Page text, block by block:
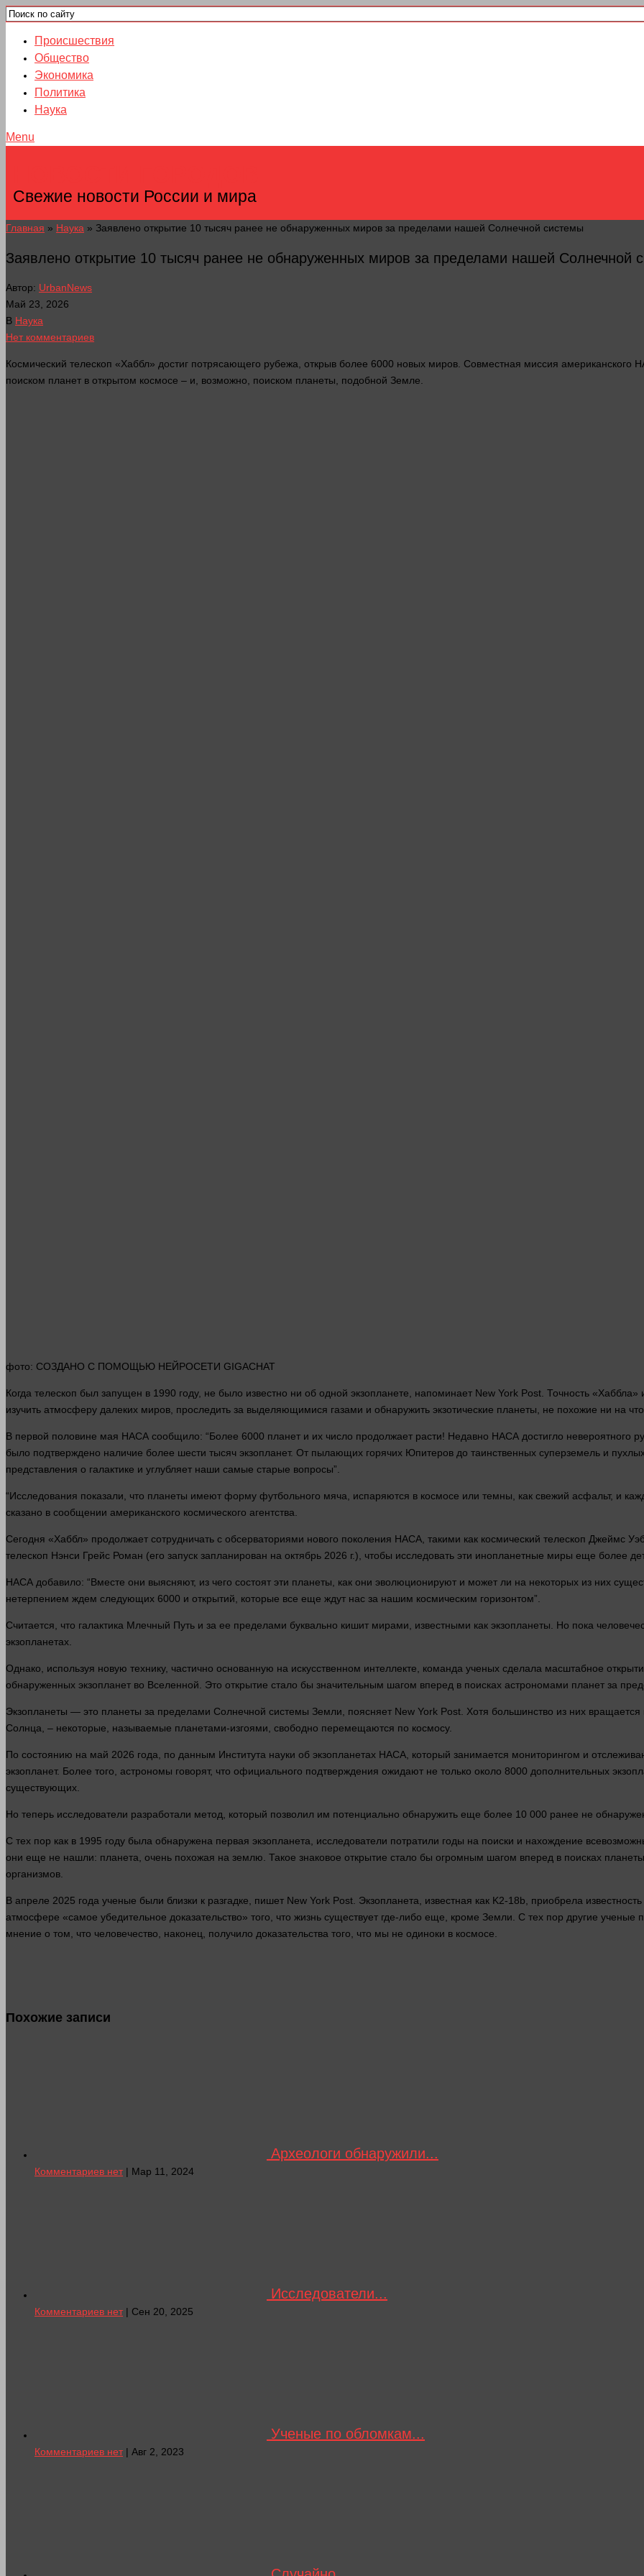
Происшествия
Общество
Экономика
Политика
Наука
Menu
Свежие новости России и мира
Главная » Наука » Заявлено открытие 10 тысяч ранее не обнаруженных миров за пределами нашей Солнечной системы
Заявлено открытие 10 тысяч ранее не обнаруженных миров за пределами нашей Солнечной
Автор: UrbanNews
Май 23, 2026
В Наука
Нет комментариев
Космический телескоп «Хаббл» достиг потрясающего рубежа, открыв более 6000 новых миров. Совместная миссия американского
поиском планет в открытом космосе – и, возможно, поиском планеты, подобной Земле.
фото: СОЗДАНО С ПОМОЩЬЮ НЕЙРОСЕТИ GIGACHAT
Когда телескоп был запущен в 1990 году, не было известно ни об одной экзопланете, напоминает New York Post. Точность «Хаббла»
изучить атмосферу далеких миров, проследить за выделяющимися газами и обнаружить экзотические планеты, не похожие ни на
В первой половине мая НАСА сообщило: “Более 6000 планет и их число продолжает расти! Недавно НАСА достигло невероятного
было подтверждено наличие более шести тысяч экзопланет. От пылающих горячих Юпитеров до таинственных суперземель и
представления о галактике и углубляет наши самые старые вопросы”.
“Исследования показали, что планеты имеют форму футбольного мяча, испаряются в космосе или темны, как свежий асфальт, и
сказано в сообщении американского космического агентства.
Сегодня «Хаббл» продолжает сотрудничать с обсерваториями нового поколения НАСА, такими как космический телескоп Джеймс
телескоп Нэнси Грейс Роман (его запуск запланирован на октябрь 2026 г.), чтобы исследовать эти инопланетные миры еще более
НАСА добавило: “Вместе они выясняют, из чего состоят эти планеты, как они эволюционируют и может ли на некоторых из них
нетерпением ждем следующих 6000 и открытий, которые все еще ждут нас за нашим космическим горизонтом”.
Считается, что галактика Млечный Путь и за ее пределами буквально кишит мирами, известными как экзопланеты. Но пока
экзопланетах.
Однако, используя новую технику, частично основанную на искусственном интеллекте, команда ученых сделала масштабное
обнаруженных экзопланет во Вселенной. Это открытие стало бы значительным шагом вперед в поисках астрономами планет за
Экзопланеты — это планеты за пределами Солнечной системы Земли, поясняет New York Post. Хотя большинство из них вращается
Солнца, – некоторые, называемые планетами-изгоями, свободно перемещаются по космосу.
По состоянию на май 2026 года , по данным Института науки об экзопланетах НАСА, который занимается мониторингом и
экзопланет. Более того, астрономы говорят, что официального подтверждения ожидают не только около 8000 дополнительных
существующих.
Но теперь исследователи разработали метод , который позволил им потенциально обнаружить еще более 10 000 ранее не
С тех пор как в 1995 году была обнаружена первая экзопланета, исследователи потратили годы на поиски и нахождение
они еще не нашли: планета, очень похожая на землю . Такое знаковое открытие стало бы огромным шагом вперед в поисках
организмов.
В апреле 2025 года ученые были близки к разгадке, пишет New York Post. Экзопланета, известная как K2-18b, приобрела
атмосфере «самое убедительное доказательство» того, что жизнь существует где-либо еще, кроме Земли. С тех пор другие ученые
мнение о том, что человечество, наконец, получило доказательства того, что мы не одиноки в космосе.
Похожие записи
Археологи обнаружили...
Комментариев нет| Мар 11, 2024
Исследователи...
Комментариев нет| Сен 20, 2025
Ученые по обломкам...
Комментариев нет| Авг 2, 2023